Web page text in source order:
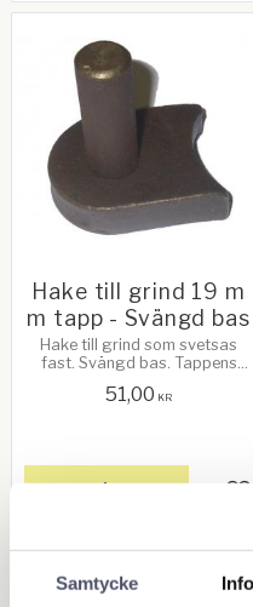
Samtycke
Hake till grind 19 m
m tapp - Svängd bas
Hake till grind som svetsas
fast. Svängd bas. Tappens
51,00 KR